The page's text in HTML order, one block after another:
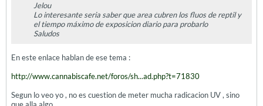
Jelou
Lo interesante seria saber que area cubren los fluos de reptil y
el tiempo máximo de exposicion diario para probarlo
Saludos
En este enlace hablan de ese tema :
http://www.cannabiscafe.net/foros/sh...ad.php?t=71830
Segun lo veo yo , no es cuestion de meter mucha radicacion UV , sino